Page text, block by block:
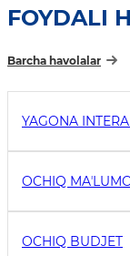
FOYDALI
Barcha havolalar
YAGONA
OCHIQ
OCHIQ BUDJET